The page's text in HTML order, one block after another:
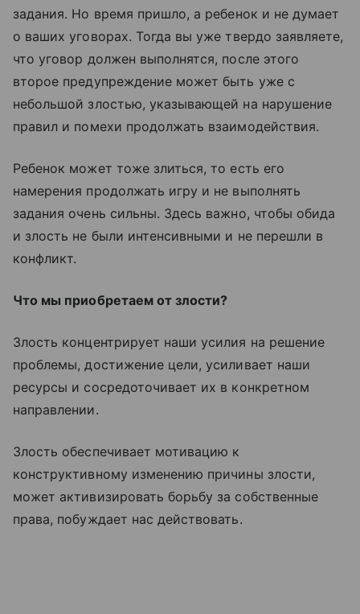
задания. Но время пришло, а ребенок и не думает
о ваших уговорах. Тогда вы уже твердо заявляете,
что уговор должен выполнятся, после этого
второе предупреждение может быть уже с
небольшой злостью, указывающей на нарушение
правил и помехи продолжать взаимодействия.
Ребенок может тоже злиться, то есть его
намерения продолжать игру и не выполнять
задания очень сильны. Здесь важно, чтобы обида
и злость не были интенсивными и не перешли в
конфликт.
Что мы приобретаем от злости?
Злость концентрирует наши усилия на решение
проблемы, достижение цели, усиливает наши
ресурсы и сосредоточивает их в конкретном
направлении.
Злость обеспечивает мотивацию к
конструктивному изменению причины злости,
может активизировать борьбу за собственные
права, побуждает нас действовать.